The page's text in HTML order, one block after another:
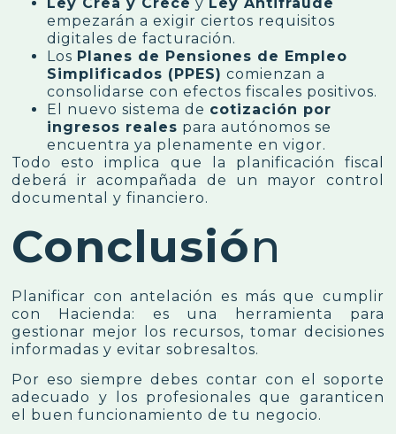
empezarán a exigir ciertos requisitos
digitales de facturación.
Los Planes de Pensiones de Empleo
Simplificados (PPES) comienzan a
consolidarse con efectos fiscales positivos.
El nuevo sistema de cotización por
ingresos reales para autónomos se
encuentra ya plenamente en vigor.
Todo esto implica que la planificación fiscal
deberá ir acompañada de un mayor control
documental y financiero.
Conclusión
Planificar con antelación es más que cumplir
con Hacienda: es una herramienta para
gestionar mejor los recursos, tomar decisiones
informadas y evitar sobresaltos.
Por eso siempre debes contar con el soporte
adecuado y los profesionales que garanticen
el buen funcionamiento de tu negocio.